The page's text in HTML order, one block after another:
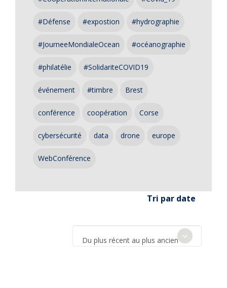
#Défense #expostion #hydrographie
#JourneeMondialeOcean #océanographie
#philatélie #SolidariteCOVID19
événement #timbre Brest
conférence coopération Corse
cybersécurité data drone europe
WebConférence
Tri par date
Du plus récent au plus ancien